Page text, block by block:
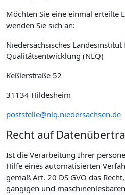
Möchten Sie eine einmal erteilte
wenden Sie sich an:
Niedersächsisches
Qualitätsentwicklung (NLQ)
Keßlerstraße 52
31134 Hildesheim
poststelle@nlq.niedersachsen.de
Recht auf
Ist die Verarbeitung Ihrer
Hilfe eines automatisierten
gemäß Art. 20 DS GVO das
gängigen und